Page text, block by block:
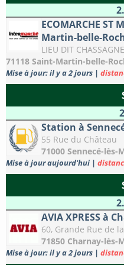
ECOMARCHE ST
Martin-belle-
LIEU DIT CHASSAGNE
71118 Saint-Martin-belle-
Mise à jour: il y a 2 jours |
Station à
55 Rue du Château
71000 Sennecé-lès-
Mise à jour aujourd'hui |
AVIA XPRESS à
60, Grande Rue de
71850 Charnay-lès-
Mise à jour: il y a 2 jours |